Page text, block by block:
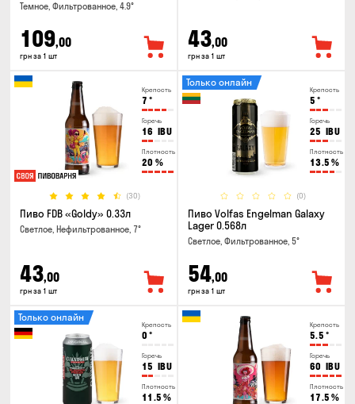
Темное, Фильтрованное, 4.9°
109,00
грн за 1 шт
43,00
грн за 1 шт
Крепость
7 °
Горечь
16 IBU
Плотность
20 %
(30)
Пиво FDB «Goldy» 0.33л
Светлое, Нефильтрованное, 7°
43,00
грн за 1 шт
Крепость
5 °
Горечь
25 IBU
Плотность
13.5 %
(0)
Только онлайн
Пиво Volfas Engelman Galaxy
Lager 0.568л
Светлое, Фильтрованное, 5°
54,00
грн за 1 шт
Крепость
0 °
Горечь
15 IBU
Плотность
11.5 %
Только онлайн
Крепость
5.5 °
Горечь
60 IBU
Плотность
17.5 %